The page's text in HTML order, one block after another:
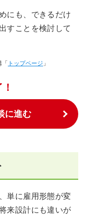
にも、できるだけ
すことを検討して
「 トップページ 」
に進む
単に雇用形態が変
来設計にも違いが